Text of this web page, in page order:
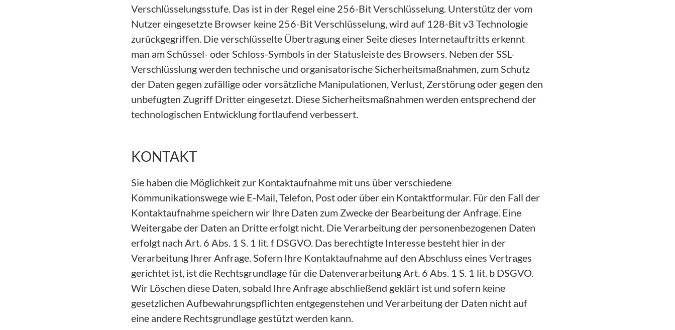
Verschlüsselungsstufe. Das ist in der Regel eine 256-Bit Verschlüsselung. Unterstütz der vom
Nutzer eingesetzte Browser keine 256-Bit Verschlüsselung, wird auf 128-Bit v3 Technologie
zurückgegriffen. Die verschlüsselte Übertragung einer Seite dieses Internetauftritts erkennt
man am Schüssel- oder Schloss-Symbols in der Statusleiste des Browsers. Neben der SSL-
Verschlüsslung werden technische und organisatorische Sicherheitsmaßnahmen, zum Schutz
der Daten gegen zufällige oder vorsätzliche Manipulationen, Verlust, Zerstörung oder gegen den
unbefugten Zugriff Dritter eingesetzt. Diese Sicherheitsmaßnahmen werden entsprechend der
technologischen Entwicklung fortlaufend verbessert.
KONTAKT
Sie haben die Möglichkeit zur Kontaktaufnahme mit uns über verschiedene
Kommunikationswege wie E-Mail, Telefon, Post oder über ein Kontaktformular. Für den Fall der
Kontaktaufnahme speichern wir Ihre Daten zum Zwecke der Bearbeitung der Anfrage. Eine
Weitergabe der Daten an Dritte erfolgt nicht. Die Verarbeitung der personenbezogenen Daten
erfolgt nach Art. 6 Abs. 1 S. 1 lit. f DSGVO. Das berechtigte Interesse besteht hier in der
Verarbeitung Ihrer Anfrage. Sofern Ihre Kontaktaufnahme auf den Abschluss eines Vertrages
gerichtet ist, ist die Rechtsgrundlage für die Datenverarbeitung Art. 6 Abs. 1 S. 1 lit. b DSGVO.
Wir Löschen diese Daten, sobald Ihre Anfrage abschließend geklärt ist und sofern keine
gesetzlichen Aufbewahrungspflichten entgegenstehen und Verarbeitung der Daten nicht auf
eine andere Rechtsgrundlage gestützt werden kann.